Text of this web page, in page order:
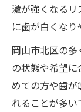
激が強くなるリ
に歯が白くなり
岡山市北区の
の状態や希望
めての方や歯
れることが多い